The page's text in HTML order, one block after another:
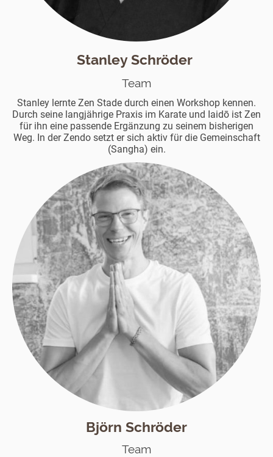
Stanley Schröder
Team
Stanley lernte Zen Stade durch einen Workshop kennen.
Durch seine langjährige Praxis im Karate und Iaidō ist Zen
für ihn eine passende Ergänzung zu seinem bisherigen
Weg. In der Zendo setzt er sich aktiv für die Gemeinschaft
(Sangha) ein.
Björn Schröder
Team